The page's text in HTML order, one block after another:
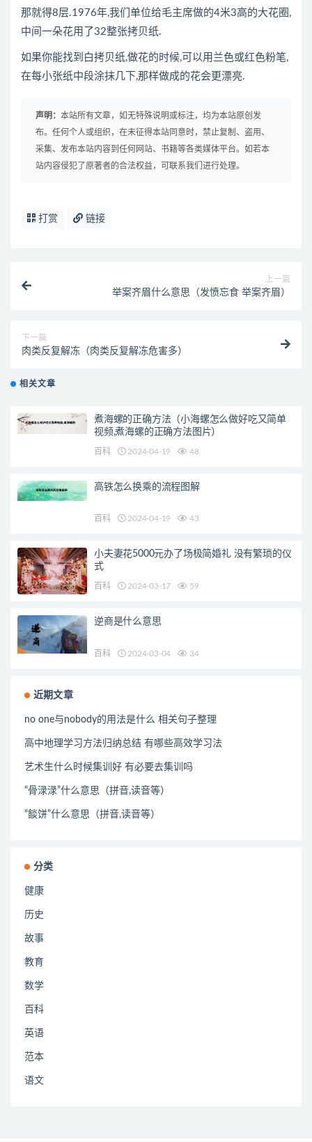
那就得8层.1976年,我们单位给毛主席做的4米3高的大花圈,
中间一朵花用了32整张拷贝纸.
如果你能找到白拷贝纸,做花的时候,可以用兰色或红色粉笔,
在每小张纸中段涂抹几下,那样做成的花会更漂亮.
声明： 本站所有文章，如无特殊说明或标注，均为本站原创发
布。任何个人或组织，在未征得本站同意时，禁止复制、盗用、
采集、发布本站内容到任何网站、书籍等各类媒体平台。如若本
站内容侵犯了原著者的合法权益，可联系我们进行处理。
打赏 链接
上一篇
举案齐眉什么意思（发愤忘食 举案齐眉）
下一篇
肉类反复解冻（肉类反复解冻危害多）
相关文章
煮海螺的正确方法（小海螺怎么做好吃又简单
视频,煮海螺的正确方法图片）
百科 2024-04-19 48
高铁怎么换乘的流程图解
百科 2024-04-19 43
小夫妻花5000元办了场极简婚礼 没有繁琐的仪
式
百科 2024-03-17 59
逆商是什么意思
百科 2024-03-04 34
近期文章
no one与nobody的用法是什么 相关句子整理
高中地理学习方法归纳总结 有哪些高效学习法
艺术生什么时候集训好 有必要去集训吗
“骨渌渌”什么意思（拼音,读音等）
“餤饼”什么意思（拼音,读音等）
分类
健康
历史
故事
教育
数学
百科
英语
范本
语文